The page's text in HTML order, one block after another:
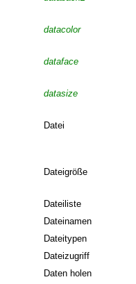
datacolor
dataface
datasize
Datei
Dateigröße
Dateiliste
Dateinamen
Dateitypen
Dateizugriff
Daten holen